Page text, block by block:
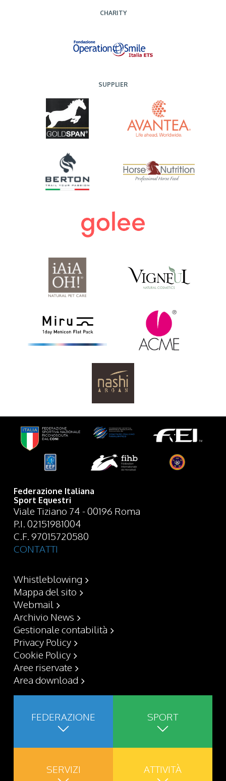
CHARITY
SUPPLIER
Federazione Italiana
Sport Equestri
Viale Tiziano 74 - 00196 Roma
P.I. 02151981004
C.F. 97015720580
CONTATTI
Whistleblowing
Mappa del sito
Webmail
Archivio News
Gestionale contabilità
Privacy Policy
Cookie Policy
Aree riservate
Area download
FEDERAZIONE SPORT
SERVIZI ATTIVITÀ